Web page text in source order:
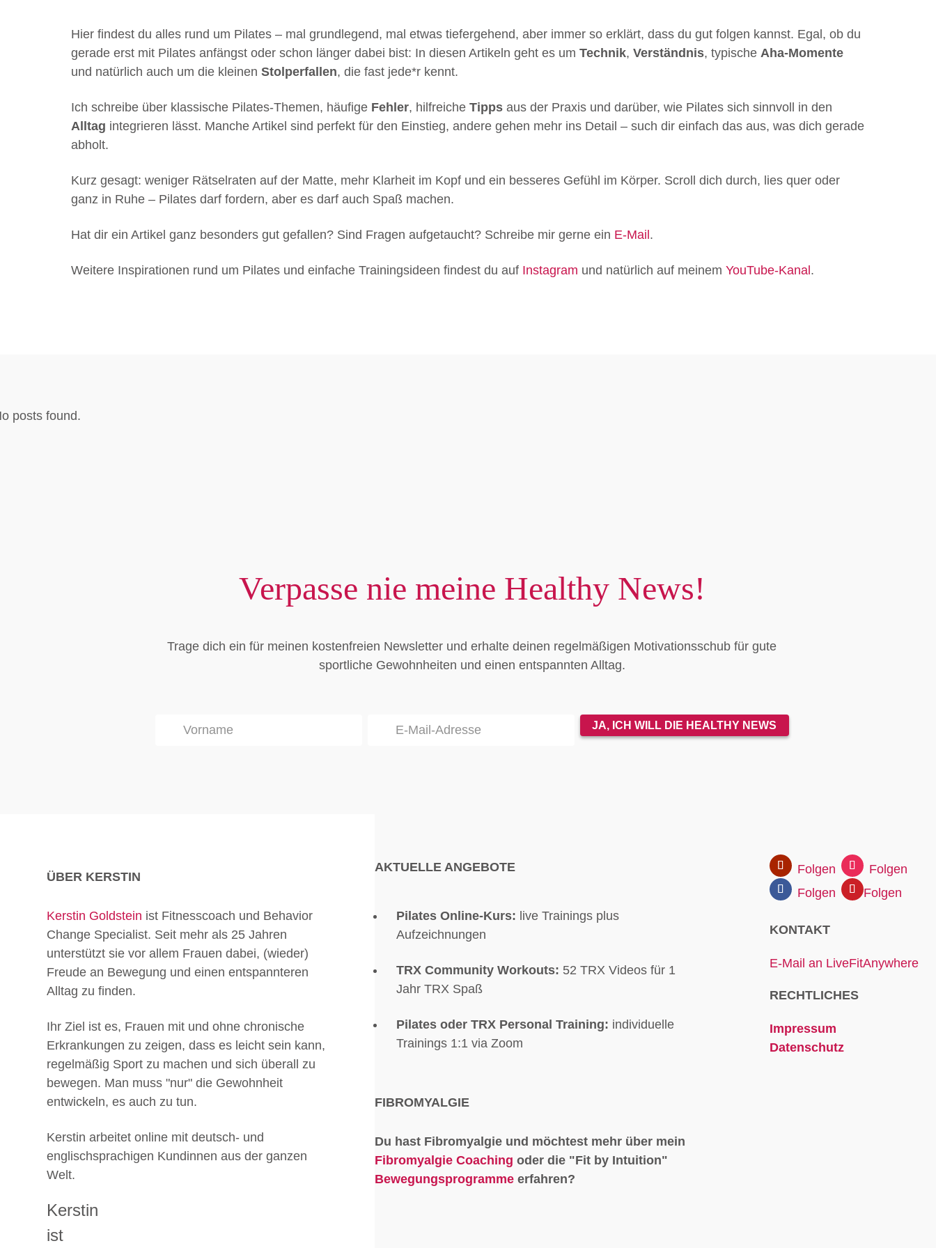
Hier findest du alles rund um Pilates – mal grundlegend, mal etwas tiefergehend, aber immer so erklärt, dass du gut folgen kannst. Egal, ob du
gerade erst mit Pilates anfängst oder schon länger dabei bist: In diesen Artikeln geht es um Technik, Verständnis, typische Aha-Momente
und natürlich auch um die kleinen Stolperfallen, die fast jede*r kennt.
Ich schreibe über klassische Pilates-Themen, häufige Fehler, hilfreiche Tipps aus der Praxis und darüber, wie Pilates sich sinnvoll in den
Alltag integrieren lässt. Manche Artikel sind perfekt für den Einstieg, andere gehen mehr ins Detail – such dir einfach das aus, was dich gerade
abholt.
Kurz gesagt: weniger Rätselraten auf der Matte, mehr Klarheit im Kopf und ein besseres Gefühl im Körper. Scroll dich durch, lies quer oder
ganz in Ruhe – Pilates darf fordern, aber es darf auch Spaß machen.
Hat dir ein Artikel ganz besonders gut gefallen? Sind Fragen aufgetaucht? Schreibe mir gerne ein E-Mail .
Weitere Inspirationen rund um Pilates und einfache Trainingsideen findest du auf Instagram und natürlich auf meinem YouTube-Kanal .
posts found.
Verpasse nie meine Healthy News!
Trage dich ein für meinen kostenfreien Newsletter und erhalte deinen regelmäßigen Motivationsschub für gute
sportliche Gewohnheiten und einen entspannten Alltag.
JA, ICH WILL DIE HEALTHY NEWS
ÜBER KERSTIN
Kerstin Goldstein ist Fitnesscoach und Behavior
Change Specialist. Seit mehr als 25 Jahren
unterstützt sie vor allem Frauen dabei, (wieder)
Freude an Bewegung und einen entspannteren
Alltag zu finden.
Ihr Ziel ist es, Frauen mit und ohne chronische
Erkrankungen zu zeigen, dass es leicht sein kann,
regelmäßig Sport zu machen und sich überall zu
bewegen. Man muss "nur" die Gewohnheit
entwickeln, es auch zu tun.
Kerstin arbeitet online mit deutsch- und
englischsprachigen Kundinnen aus der ganzen
Welt.
Kerstin
ist
AKTUELLE ANGEBOTE
Pilates Online-Kurs: live Trainings plus
Aufzeichnungen
TRX Community Workouts: 52 TRX Videos für 1
Jahr TRX Spaß
Pilatesoder TRX Personal Training: individuelle
Trainings 1:1 via Zoom
FIBROMYALGIE
Du hast Fibromyalgie und möchtest mehr über mein
Fibromyalgie Coaching oder die "Fit by Intuition"
Bewegungsprogrammeerfahren?
Folgen
Folgen
Folgen
Folgen
KONTAKT
E-Mail an LiveFitAnywhere
RECHTLICHES
Impressum
Datenschutz